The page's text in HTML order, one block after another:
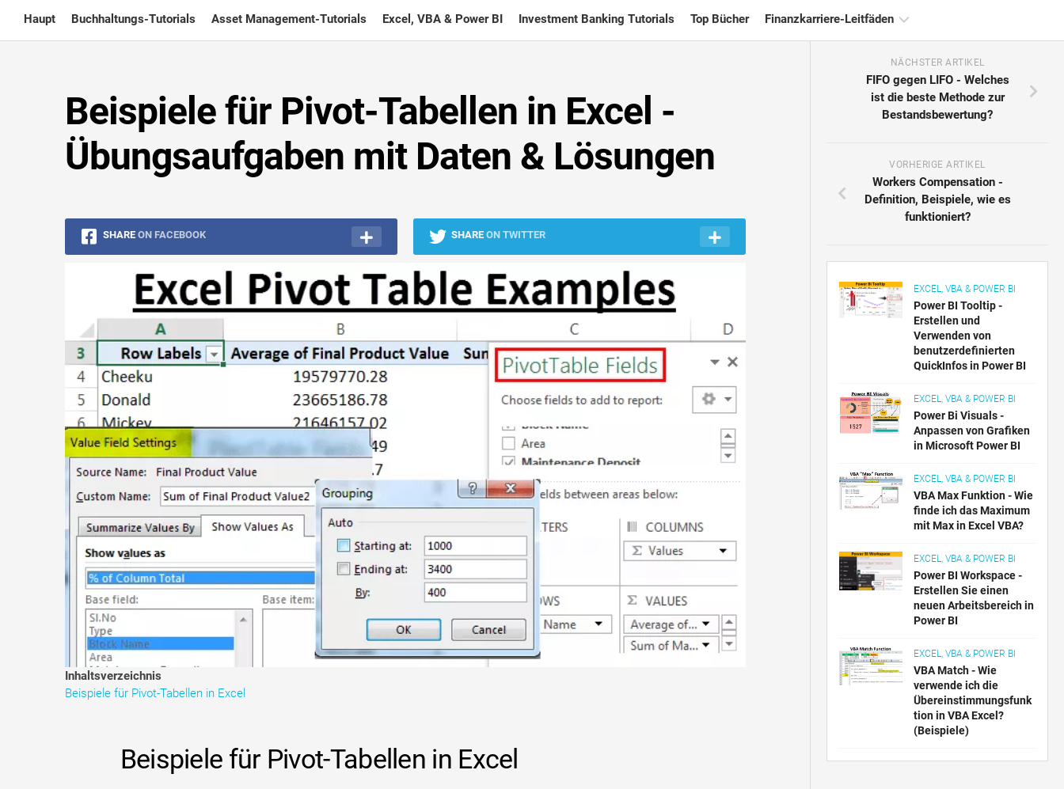
content
Haupt Buchhaltungs-Tutorials Asset Management-Tutorials Excel, VBA & Power BI Investment Banking Tutorials Top Bücher Finanzkarriere-Leitfäden
Finanzmodellierung
Risikomanagement-
Beispiele für Pivot-Tabellen in Excel -
Übungsaufgaben mit Daten & Lösungen
SHARE ON FACEBOOK SHARE ON TWITTER
Inhaltsverzeichnis
Beispiele für Pivot-Tabellen in Excel
Beispiele für Pivot-Tabellen in Excel
NÄCHSTER ARTIKEL
FIFO gegen LIFO - Welches
ist die beste Methode zur
Bestandsbewertung?
VORHERIGE ARTIKEL
Workers Compensation -
Definition, Beispiele, wie es
funktioniert?
EXCEL, VBA & POWER BI
Power BI Tooltip -
Erstellen und
Verwenden von
benutzerdefinierten
QuickInfos in Power BI
EXCEL, VBA & POWER BI
Power Bi Visuals -
Anpassen von Grafiken
in Microsoft Power BI
EXCEL, VBA & POWER BI
VBA Max Funktion - Wie
finde ich das Maximum
mit Max in Excel VBA?
EXCEL, VBA & POWER BI
Power BI Workspace -
Erstellen Sie einen
neuen Arbeitsbereich in
Power BI
EXCEL, VBA & POWER BI
VBA Match - Wie
verwende ich die
Übereinstimmungsfunk
tion in VBA Excel?
(Beispiele)